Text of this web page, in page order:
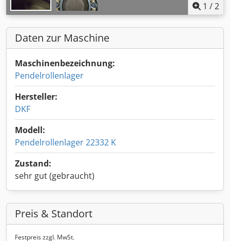
1 /2
Daten zur Maschine
Maschinenbezeichnung:
Pendelrollenlager
Hersteller:
DKF
Modell:
Pendelrollenlager 22332 K
Zustand:
sehr gut (gebraucht)
Preis & Standort
Festpreis zzgl. MwSt.